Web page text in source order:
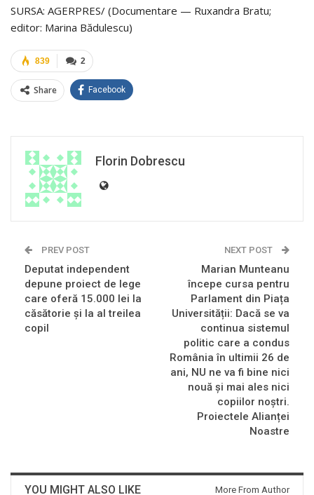
SURSA: AGERPRES/ (Documentare — Ruxandra Bratu;
editor: Marina Bădulescu)
2
839
Share Facebook
Florin Dobrescu
PREV POST
Deputat independent
depune proiect de lege
care oferă 15.000 lei la
căsătorie și la al treilea
copil
NEXT POST
Marian Munteanu
începe cursa pentru
Parlament din Piața
Universității: Dacă se va
continua sistemul
politic care a condus
România în ultimii 26 de
ani, NU ne va fi bine nici
nouă și mai ales nici
copiilor noștri.
Proiectele Alianței
Noastre
YOU MIGHT ALSO LIKE More From Author